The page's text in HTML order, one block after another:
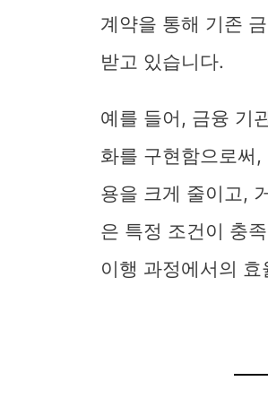
계약을 통해 기존
받고 있습니다.
예를 들어, 금융 기
화를 구현함으로써
용을 크게 줄이고,
은 특정 조건이 충
이행 과정에서의